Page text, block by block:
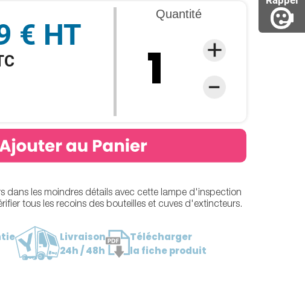
€ HT
Quantité
dans les moindres détails avec cette lampe d'inspection
tous les recoins des bouteilles et cuves d'extincteurs.
Livraison
24h / 48h
Télécharger
la fiche produit